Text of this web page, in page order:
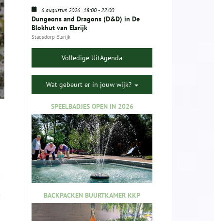
6 augustus 2026 18:00-22:00
Dungeons and Dragons (D&D) in De
Blokhut van Elsrijk
Stadsdorp Elsrijk
Volledige UitAgenda
Wat gebeurt er in jouw wijk?
SPEELBADJES OPEN IN 2026
BACKPACKEN BUURTKAMER KKP